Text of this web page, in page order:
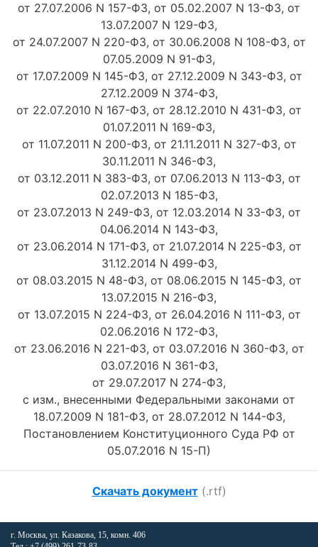
от 27.07.2006 N 157-ФЗ, от 05.02.2007 N 13-ФЗ, от
13.07.2007 N 129-ФЗ,
от 24.07.2007 N 220-ФЗ, от 30.06.2008 N 108-ФЗ, от
07.05.2009 N 91-ФЗ,
от 17.07.2009 N 145-ФЗ, от 27.12.2009 N 343-ФЗ, от
27.12.2009 N 374-ФЗ,
от 22.07.2010 N 167-ФЗ, от 28.12.2010 N 431-ФЗ, от
01.07.2011 N 169-ФЗ,
от 11.07.2011 N 200-ФЗ, от 21.11.2011 N 327-ФЗ, от
30.11.2011 N 346-ФЗ,
от 03.12.2011 N 383-ФЗ, от 07.06.2013 N 113-ФЗ, от
02.07.2013 N 185-ФЗ,
от 23.07.2013 N 249-ФЗ, от 12.03.2014 N 33-ФЗ, от
04.06.2014 N 143-ФЗ,
от 23.06.2014 N 171-ФЗ, от 21.07.2014 N 225-ФЗ, от
31.12.2014 N 499-ФЗ,
от 08.03.2015 N 48-ФЗ, от 08.06.2015 N 145-ФЗ, от
13.07.2015 N 216-ФЗ,
от 13.07.2015 N 224-ФЗ, от 26.04.2016 N 111-ФЗ, от
02.06.2016 N 172-ФЗ,
от 23.06.2016 N 221-ФЗ, от 03.07.2016 N 360-ФЗ, от
03.07.2016 N 361-ФЗ,
от 29.07.2017 N 274-ФЗ,
с изм., внесенными Федеральными законами от
18.07.2009 N 181-ФЗ, от 28.07.2012 N 144-ФЗ,
Постановлением Конституционного Суда РФ от
05.07.2016 N 15-П)
Скачать документ (.rtf)
г. Москва, ул. Казакова, 15, комн. 406